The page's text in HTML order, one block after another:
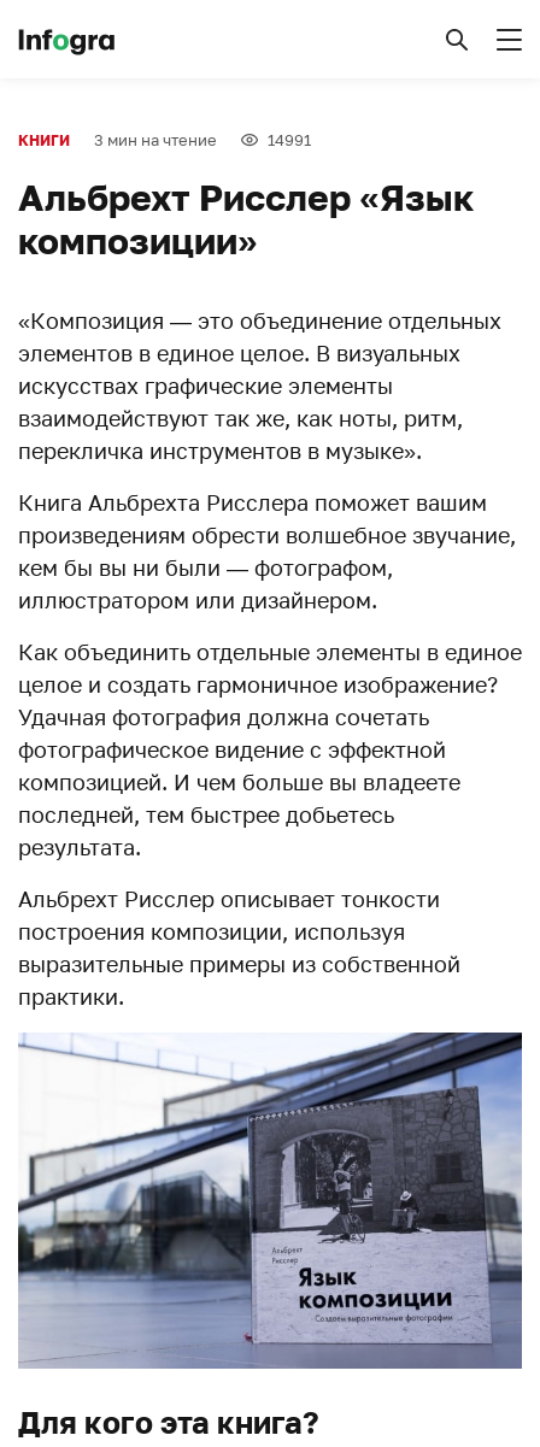
КНИГИ 3 мин на чтение 14991
Альбрехт Рисслер «Язык
композиции»
«Композиция — это объединение отдельных
элементов в единое целое. В визуальных
искусствах графические элементы
взаимодействуют так же, как ноты, ритм,
перекличка инструментов в музыке».
Книга Альбрехта Рисслера поможет вашим
произведениям обрести волшебное звучание,
кем бы вы ни были — фотографом,
иллюстратором или дизайнером.
Как объединить отдельные элементы в единое
целое и создать гармоничное изображение?
Удачная фотография должна сочетать
фотографическое видение с эффектной
композицией. И чем больше вы владеете
последней, тем быстрее добьетесь
результата.
Альбрехт Рисслер описывает тонкости
построения композиции, используя
выразительные примеры из собственной
практики.
Для кого эта книга?